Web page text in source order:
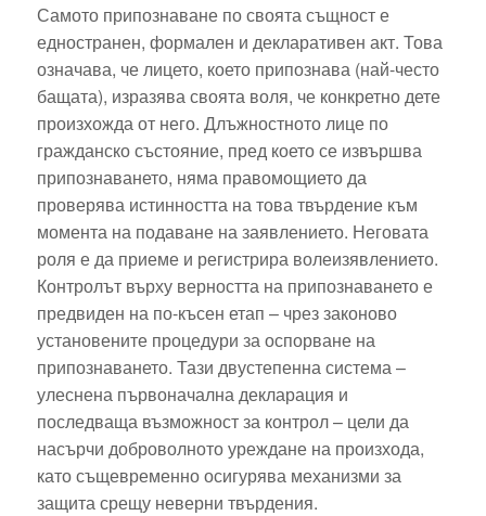
Самото припознаване по своята същност е
едностранен, формален и декларативен акт. Това
означава, че лицето, което припознава (най-често
бащата), изразява своята воля, че конкретно дете
произхожда от него. Длъжностното лице по
гражданско състояние, пред което се извършва
припознаването, няма правомощието да
проверява истинността на това твърдение към
момента на подаване на заявлението. Неговата
роля е да приеме и регистрира волеизявлението.
Контролът върху верността на припознаването е
предвиден на по-късен етап – чрез законово
установените процедури за оспорване на
припознаването. Тази двустепенна система –
улеснена първоначална декларация и
последваща възможност за контрол – цели да
насърчи доброволното уреждане на произхода,
като същевременно осигурява механизми за
защита срещу неверни твърдения.